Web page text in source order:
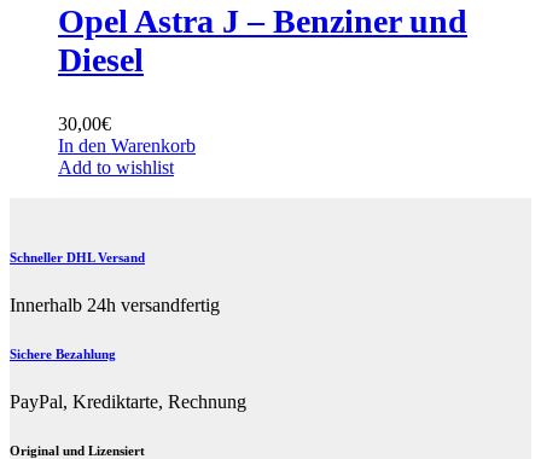
Opel Astra J – Benziner und
Diesel
30,00€
In den Warenkorb
Add to wishlist
Schneller DHL Versand
Innerhalb 24h versandfertig
Sichere Bezahlung
PayPal, Krediktarte, Rechnung
Original und Lizensiert